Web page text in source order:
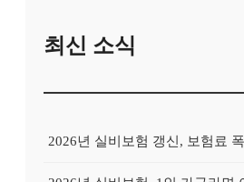
최신 소식